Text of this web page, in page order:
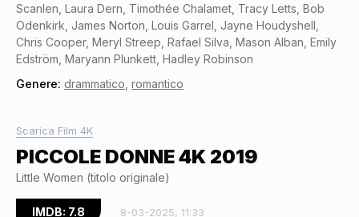
Scanlen, Laura Dern, Timothée Chalamet, Tracy Letts, Bob
Odenkirk, James Norton, Louis Garrel, Jayne Houdyshell,
Chris Cooper, Meryl Streep, Rafael Silva, Mason Alban, Emily
Edström, Maryann Plunkett, Hadley Robinson
Genere: drammatico romantico
Scarica Film 4K
PICCOLE DONNE 4K 2019
Little Women (titolo originale)
IMDB: 7.8 8-03-2025, 11:33